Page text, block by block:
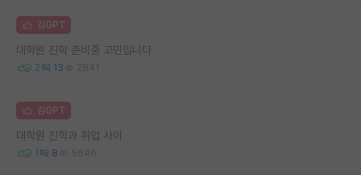
김GPT
대학원 진학 준비중 고민입니다
2 13 2841
김GPT
대학원 진학과 취업 사이
1 8 5646